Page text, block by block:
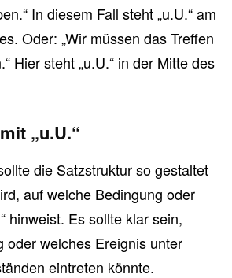
In diesem Fall steht „u.U.“ am
Oder: „Wir müssen das Treffen
Hier steht „u.U.“ in der Mitte des
„u.U.“
die Satzstruktur so gestaltet
auf welche Bedingung oder
hinweist. Es sollte klar sein,
oder welches Ereignis unter
eintreten könnte.